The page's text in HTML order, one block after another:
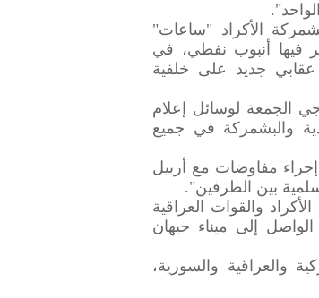
الأكراد "ساعات"
فيها أنبوب نفطي، في
جديد على خلفية
الجمعة لوسائل إعلام
والبشمركة في جميع
مفاوضات مع أربيل
بين الطرفين".
والقوات العراقية
إلى ميناء جيهان
والعراقية والسورية،